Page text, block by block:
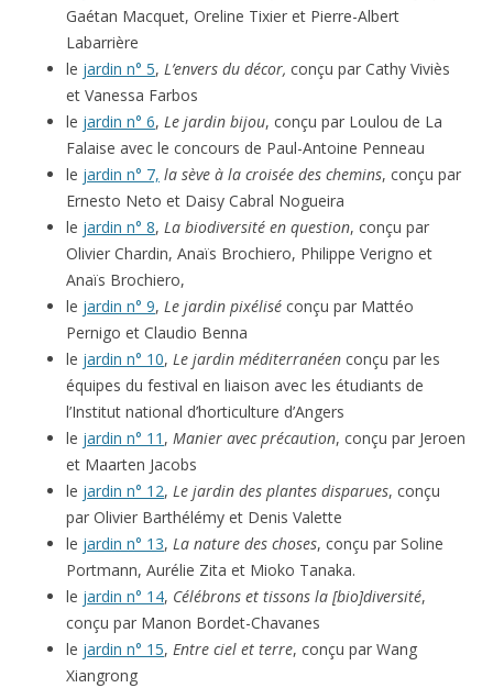
Gaétan Macquet, Oreline Tixier et Pierre-Albert
Labarrière
le jardin n° 5, L’envers du décor, conçu par Cathy Viviès
et Vanessa Farbos
le jardin n° 6, Le jardin bijou, conçu par Loulou de La
Falaise avec le concours de Paul-Antoine Penneau
le jardin n° 7, la sève à la croisée des chemins, conçu par
Ernesto Neto et Daisy Cabral Nogueira
le jardin n° 8, La biodiversité en question, conçu par
Olivier Chardin, Anaïs Brochiero, Philippe Verigno et
Anaïs Brochiero,
le jardin n° 9, Le jardin pixélisé conçu par Mattéo
Pernigo et Claudio Benna
le jardin n° 10, Le jardin méditerranéen conçu par les
équipes du festival en liaison avec les étudiants de
l’Institut national d’horticulture d’Angers
le jardin n° 11 , Manier avec précaution, conçu par Jeroen
et Maarten Jacobs
le jardin n° 12, Le jardin des plantes disparues, conçu
par Olivier Barthélémy et Denis Valette
le jardin n° 13, La nature des choses, conçu par Soline
Portmann, Aurélie Zita et Mioko Tanaka.
le jardin n° 14, Célébrons et tissons la [bio]diversité,
conçu par Manon Bordet-Chavanes
le jardin n° 15, Entre ciel et terre, conçu par Wang
Xiangrong